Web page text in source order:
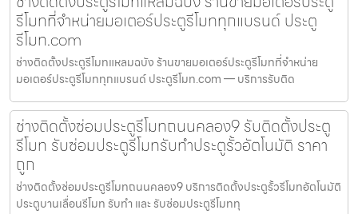
รีโมทที่จำหน่ายมอเตอร์ประตูรีโมททุกแบรนด์ ประตู
รีโมท.com
ช่างติดตั้งประตูรีโมทแหลมฉบัง ร้านขายมอเตอร์ประตูรีโมทที่จำหน่าย
มอเตอร์ประตูรีโมททุกแบรนด์ ประตูรีโมท.com — บริการรับติด
ช่างติดตั้งซ่อมประตูรีโมทถนนคลอง9 รับติดตั้งประตู
รีโมท รับซ่อมประตูรีโมทรับทำประตูรั้วอัตโนมัติ ราคา
ถูก
ช่างติดตั้งซ่อมประตูรีโมทถนนคลอง9 บริการติดตั้งประตูรั้วรีโมทอัตโนมัติ
ประตูบานเลื่อนรีโมท รับทำ และ รับซ่อมประตูรีโมททุ